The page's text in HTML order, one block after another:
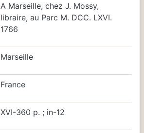
A Marseille, chez J. Mossy,
libraire, au Parc M. DCC. LXVI.
1766
Marseille
France
XVI-360 p. ; in-12